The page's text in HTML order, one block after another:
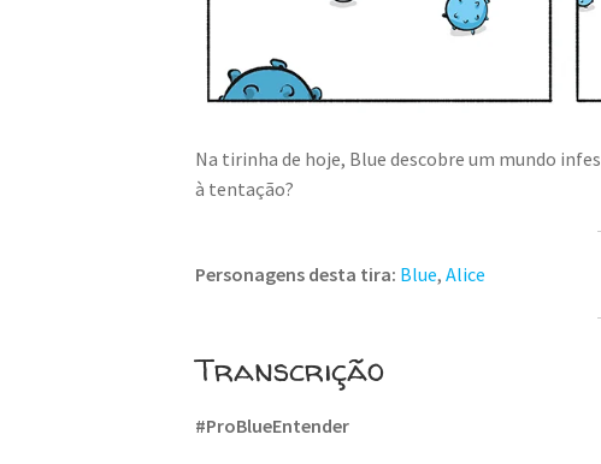
Na tirinha de hoje, Blue descobre um mundo
à tentação?
Personagens desta tira: Blue,Alice
Transcrição
#ProBlueEntender